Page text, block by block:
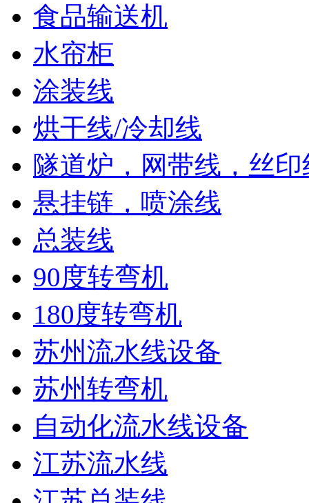
食品输送机
水帘柜
涂装线
烘干线/冷却线
隧道炉，网带线，丝印
悬挂链，喷涂线
总装线
90度转弯机
180度转弯机
苏州流水线设备
苏州转弯机
自动化流水线设备
江苏流水线